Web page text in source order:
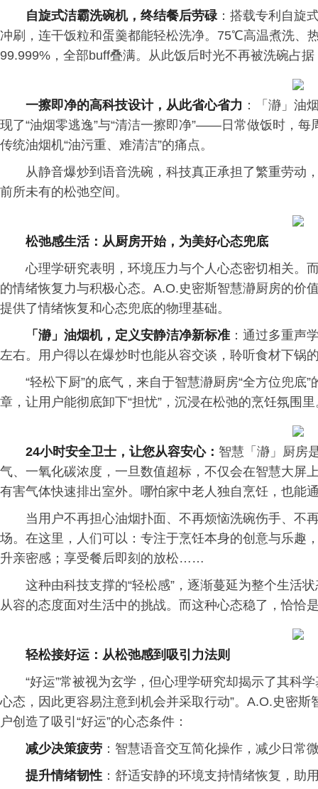
自旋式洁霸洗碗机，终结餐后劳碌：搭载专利自旋
冲刷，连干饭粒和蛋羹都能轻松洗净。75℃高温煮洗、
99.999%，全部buff叠满。从此饭后时光不再被洗碗占
一擦即净的高科技设计，从此省心省力 ：「瀞」油
现了“油烟零逃逸”与“清洁一擦即净”——日常做饭时，
传统油烟机“油污重、难清洁”的痛点。
从静音爆炒到语音洗碗，科技真正承担了繁重劳动
前所未有的松弛空间。
松弛感生活：从厨房开始，为美好心态兜底
心理学研究表明，环境压力与个人心态密切相关。
的情绪恢复力与积极心态。A.O.史密斯智慧瀞厨房的
提供了情绪恢复和心态兜底的物理基础。
「瀞」油烟机，定义安静洁净新标准：通过多重声
左右。用户得以在爆炒时也能从容交谈，聆听食材下锅
“轻松下厨”的底气，来自于智慧瀞厨房“全方位兜
章，让用户能彻底卸下“担忧”，沉浸在松弛的烹饪氛围里
24小时安全卫士，让您从容安心： 智慧「瀞」厨房
气、一氧化碳浓度，一旦数值超标，不仅会在智慧大屏
有害气体快速排出室外。哪怕家中老人独自烹饪，也能
当用户不再担心油烟扑面、不再烦恼洗碗伤手、不
场。在这里，人们可以：专注于烹饪本身的创意与乐趣
升亲密感；享受餐后即刻的放松……
这种由科技支撑的“轻松感”，逐渐蔓延为整个生活
从容的态度面对生活中的挑战。而这种心态稳了，恰恰
轻松接好运：从松弛感到吸引力法则
“好运”常被视为玄学，但心理学研究却揭示了其科
心态，因此更容易注意到机会并采取行动”。A.O.史密
户创造了吸引“好运”的心态条件：
减少决策疲劳 ：智慧语音交互简化操作，减少日常
提升情绪韧性 ：舒适安静的环境支持情绪恢复，助